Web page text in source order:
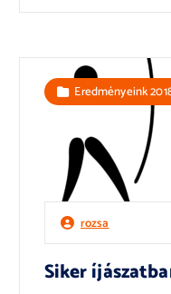
rozsa
Eredményeink
Siker